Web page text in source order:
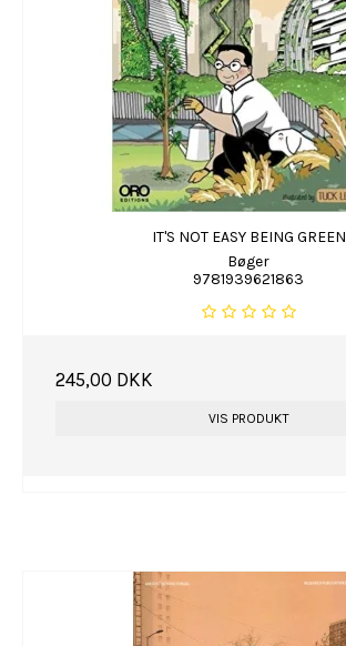
IT'S NOT EASY BEING GREEN
Bøger
9781939621863
245,00 DKK
VIS PRODUKT